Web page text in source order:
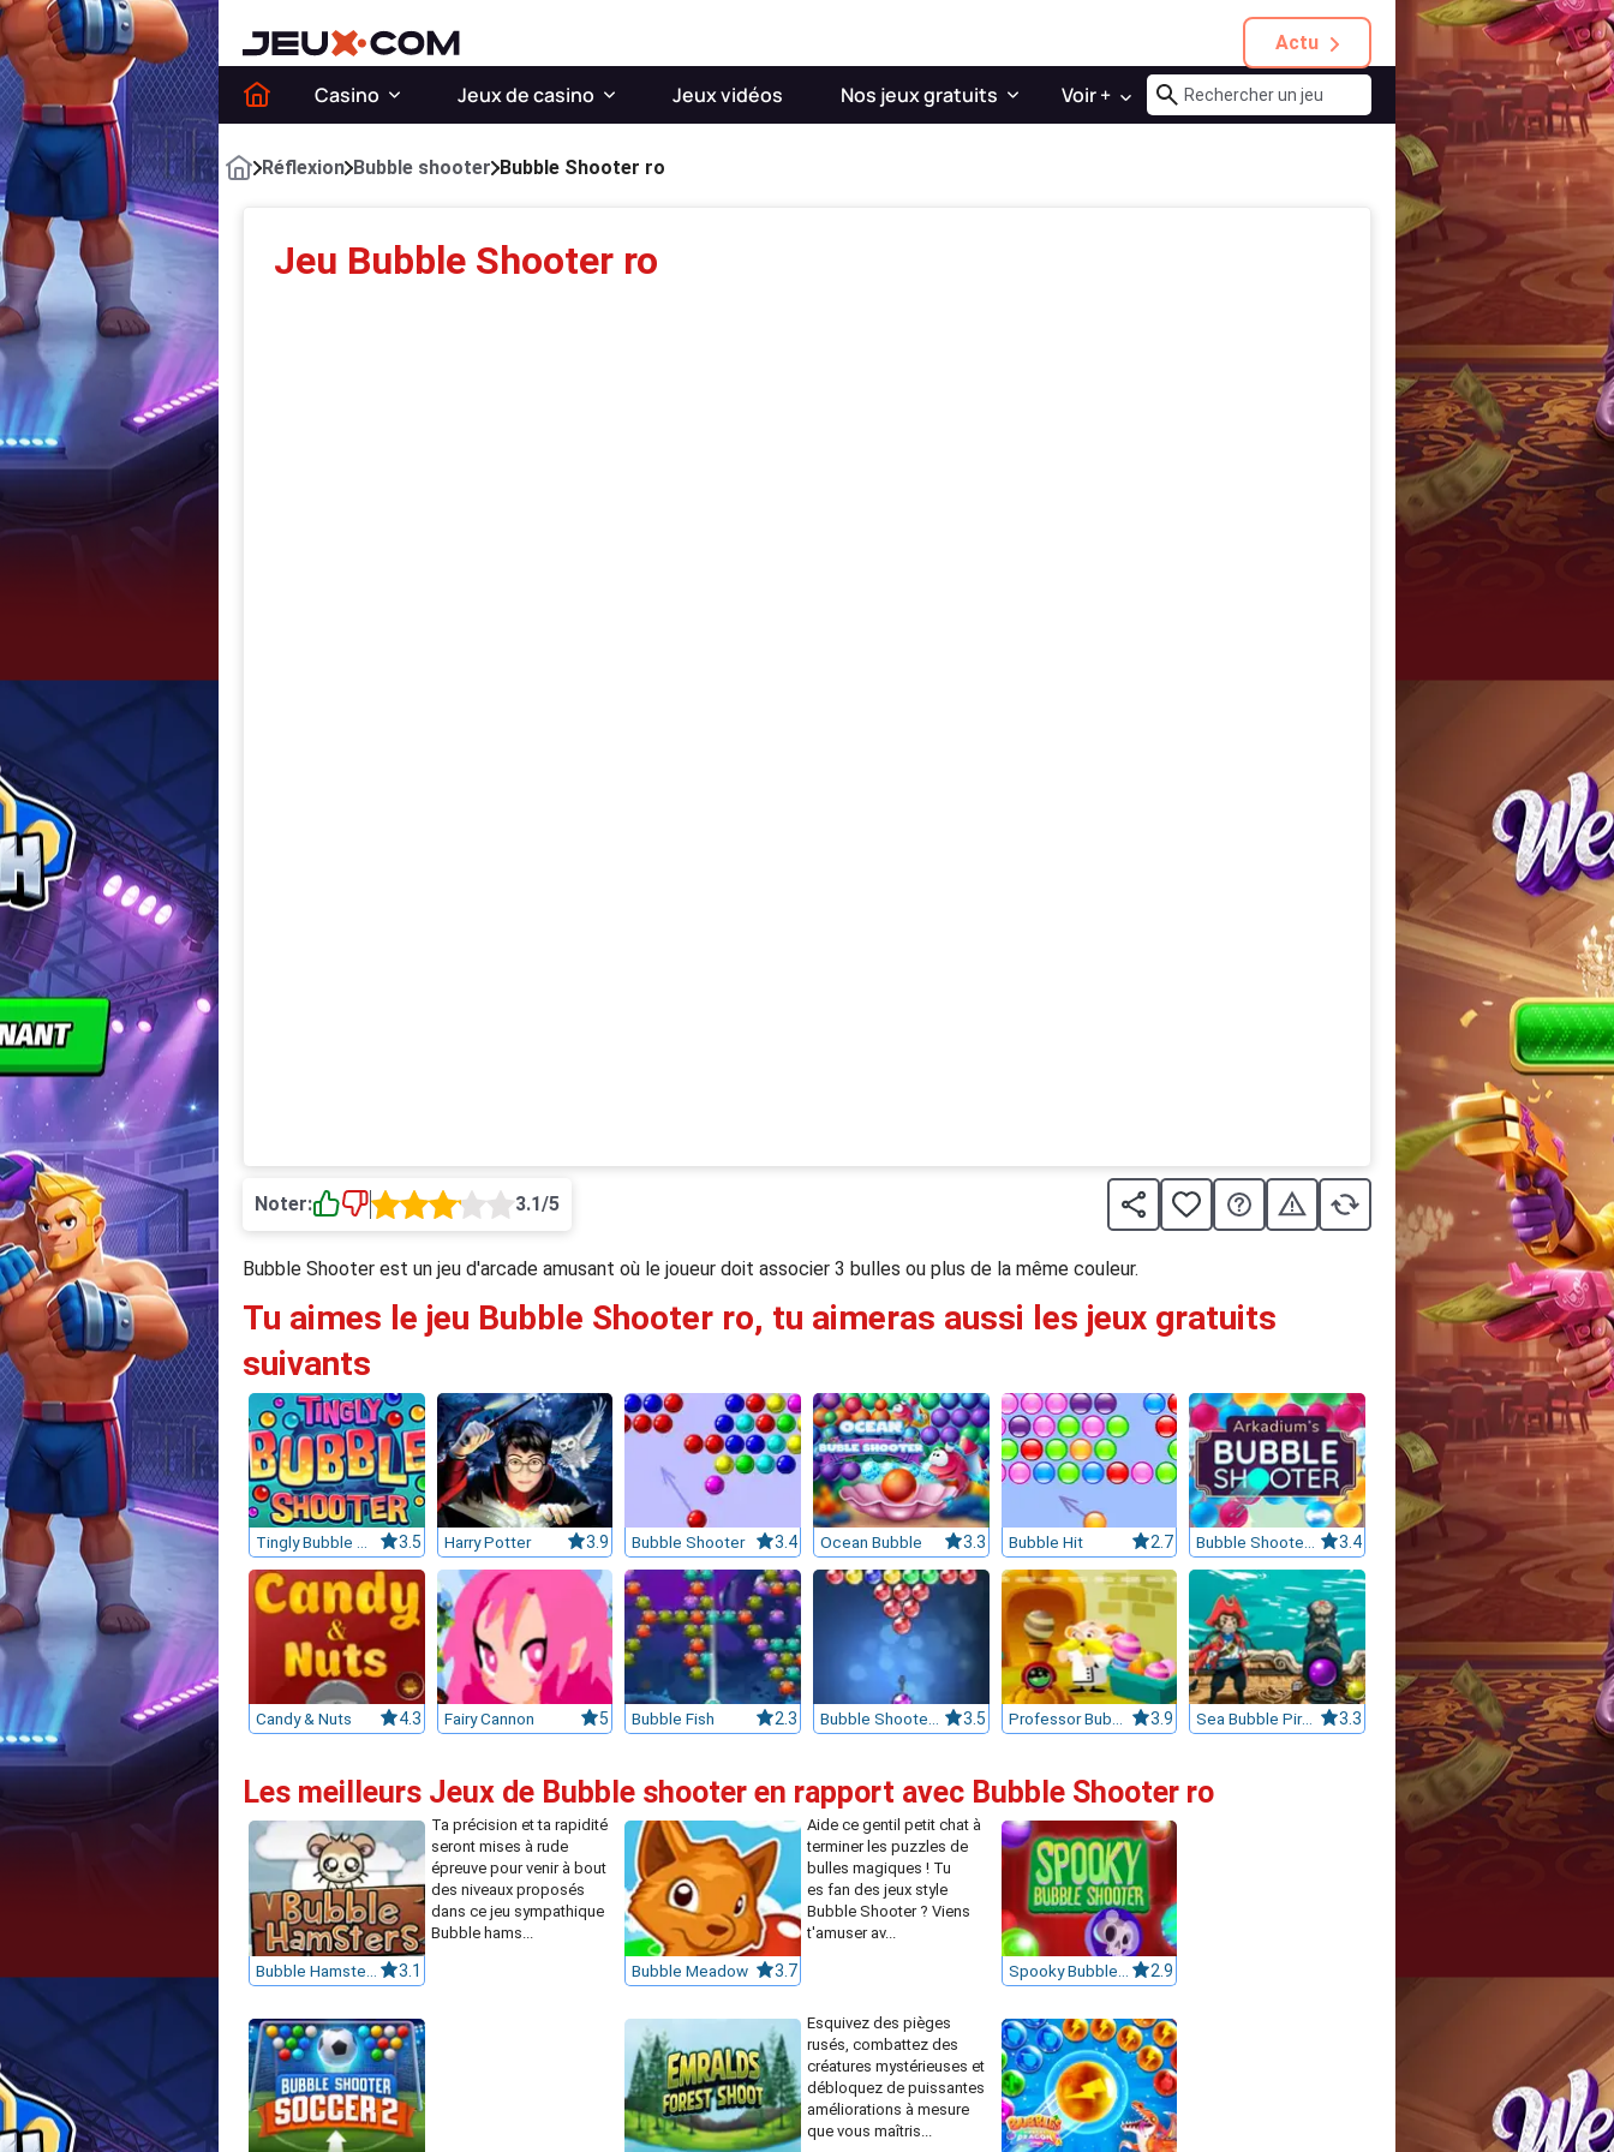
Actu
Casino Jeux de casino Jeux vidéos Nos jeux gratuits Voir +
Réflexion Bubble shooter Bubble Shooter ro
Jeu Bubble Shooter ro
Noter: 3.1/5
Bubble Shooter est un jeu d'arcade amusant où le joueur doit associer 3 bulles ou plus de la même couleur.
Tu aimes le jeu Bubble Shooter ro, tu aimeras aussi les jeux gratuits
suivants
Tingly Bubble Shooter 3.5 Harry Potter 3.9 Bubble Shooter 3.4 Ocean Bubble 3.3 Bubble Hit 2.7 Bubble Shooter 3 3.4
Candy & Nuts 4.3 Fairy Cannon 5 Bubble Fish 2.3 Bubble Shooter HD 3.5 Professor Bubble 3.9 Sea Bubble Pirates 3.3
Les meilleurs Jeux de Bubble shooter en rapport avec Bubble Shooter ro
3.1
Ta précision et ta rapidité
seront mises à rude
épreuve pour venir à bout
des niveaux proposés
dans ce jeu sympathique
Bubble hams...
Bubble Meadow 3.7
Aide ce gentil petit chat à
terminer les puzzles de
bulles magiques ! Tu
es fan des jeux style
Bubble Shooter ? Viens
t'amuser av...
2.9
Esquivez des pièges
rusés, combattez des
créatures mystérieuses et
débloquez de puissantes
améliorations à mesure
que vous maîtris...